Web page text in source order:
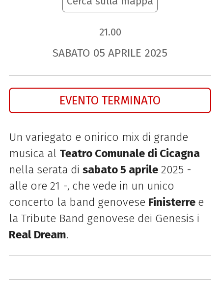
21.00
SABATO 05 APRILE 2025
EVENTO TERMINATO
Un variegato e onirico mix di grande
musica al Teatro Comunale di Cicagna
nella serata di sabato 5 aprile2025 -
alle ore 21 -, che vede in un unico
concerto la band genovese Finisterre e
la Tribute Band genovese dei Genesis i
Real Dream.